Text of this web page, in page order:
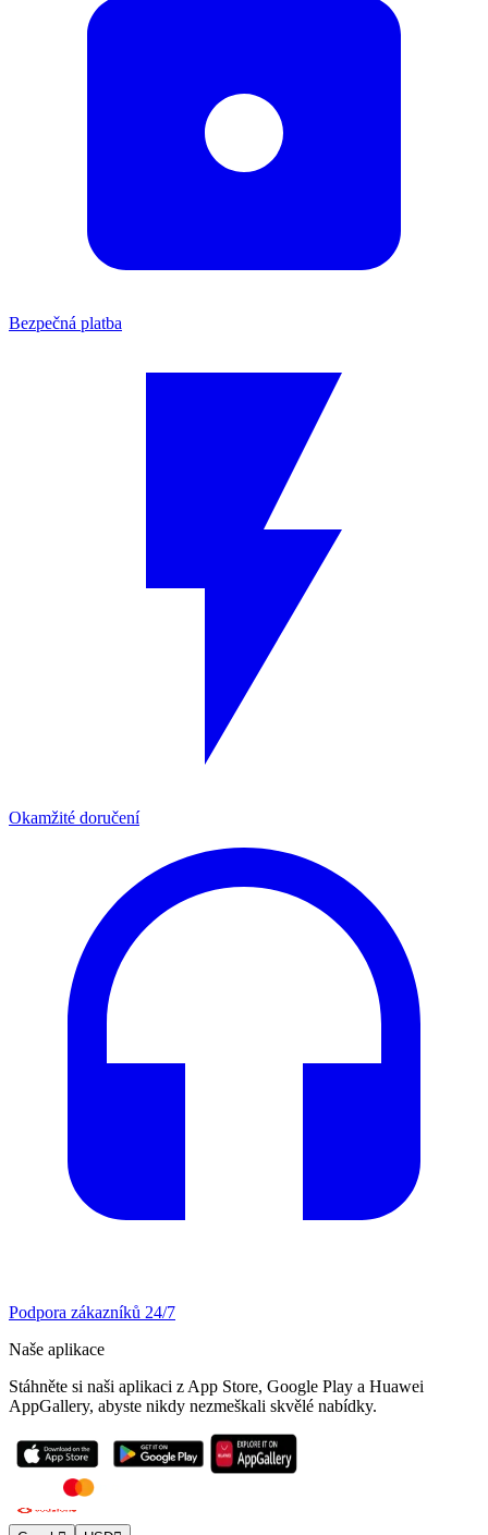
Bezpečná platba
Okamžité doručení
Podpora zákazníků 24/7
Naše aplikace
Stáhněte si naši aplikaci z App Store, Google Play a Huawei
AppGallery, abyste nikdy nezmeškali skvělé nabídky.